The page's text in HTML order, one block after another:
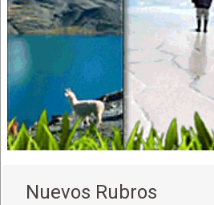
Nuevos Rubros